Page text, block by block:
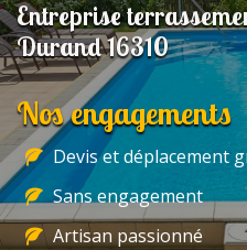
Entreprise
Durand 16310
Nos engagements
Devis et déplacement
Sans engagement
Artisan passionné